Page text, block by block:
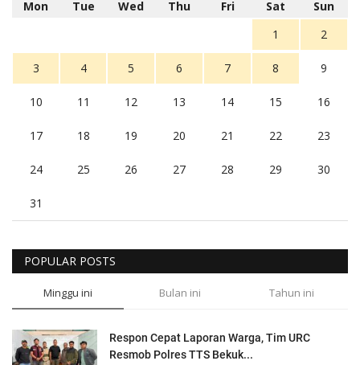
Mon Tue Wed Thu Fri Sat
Sun
1
2
3 4 5 6 7 8 9
10 11 12 13 14 15 16
17 18 19 20 21 22 23
24 25 26 27 28 29 30
31
POPULAR POSTS
Minggu ini Bulan ini Tahun ini
Respon Cepat Laporan Warga, Tim URC
Resmob Polres TTS Bekuk...